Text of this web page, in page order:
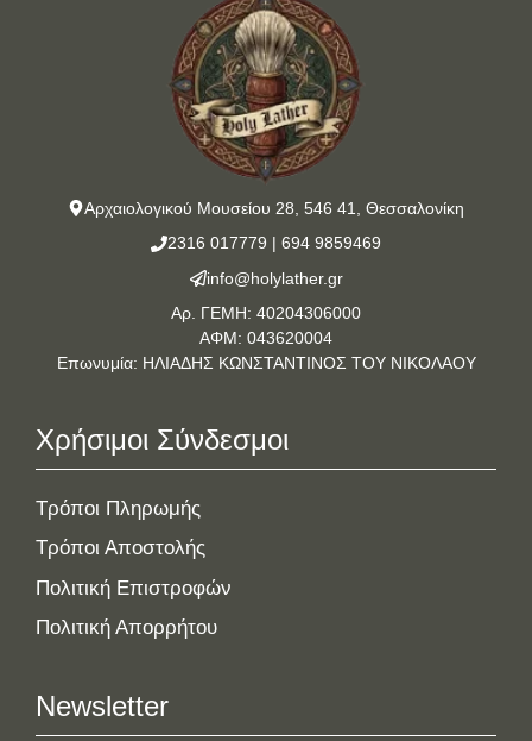
Αρχαιολογικού Μουσείου 28, 546 41, Θεσσαλονίκη
2316 017779 | 694 9859469
info@holylather.gr
Αρ. ΓΕΜΗ: 40204306000
ΑΦΜ: 043620004
Επωνυμία: ΗΛΙΑΔΗΣ ΚΩΝΣΤΑΝΤΙΝΟΣ ΤΟΥ ΝΙΚΟΛΑΟΥ
Χρήσιμοι Σύνδεσμοι
Τρόποι Πληρωμής
Τρόποι Αποστολής
Πολιτική Επιστροφών
Πολιτική Απορρήτου
Newsletter